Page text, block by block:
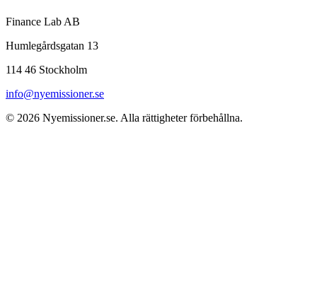
Finance Lab AB
Humlegårdsgatan 13
114 46 Stockholm
info@nyemissioner.se
© 2026 Nyemissioner.se. Alla rättigheter förbehållna.